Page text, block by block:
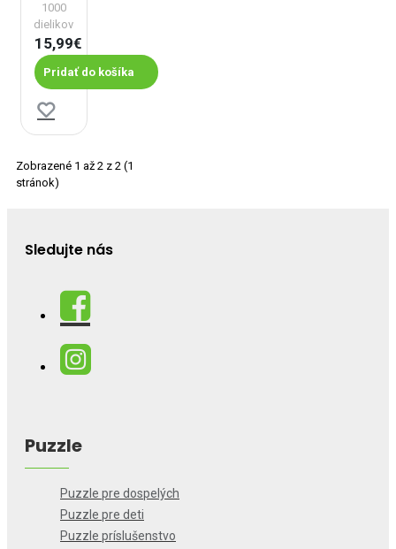
1000
dielikov
15,99€
Pridať do košíka
Zobrazené 1 až 2 z 2 (1
stránok)
Sledujte nás
Puzzle
Puzzle pre dospelých
Puzzle pre deti
Puzzle príslušenstvo